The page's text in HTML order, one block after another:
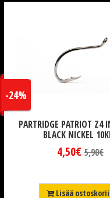
PARTRIDGE PATRIOT Z4
BLACK NICKEL
4,50€
-24%
5,90€
Lisää